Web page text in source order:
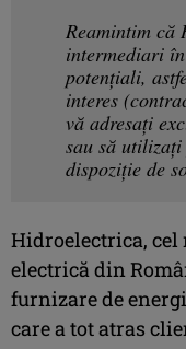
Reamintim că
intermediari
potențiali,
interes
vă adresați
sau să
dispoziție de
Hidroelectrica, cel
electrică din
furnizare de
care a tot atras